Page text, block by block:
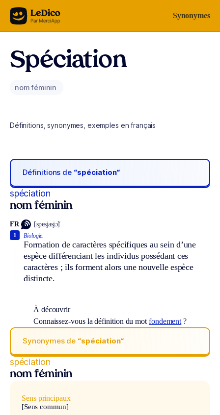
Aller au contenu Synonymes
Spéciation
nom féminin
Définitions, synonymes, exemples en français
Définitions de “spéciation“
spéciation
nom féminin
FR [spesjasjɔ̃]
Biologie.
Formation de caractères spécifiques au sein d’une
espèce différenciant les individus possédant ces
caractères ; ils forment alors une nouvelle espèce
distincte.
1
À découvrir
Connaissez-vous la définition du mot fondement ?
Synonymes de “spéciation“
spéciation
nom féminin
Sens principaux
[Sens commun]